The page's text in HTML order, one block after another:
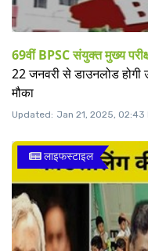
69वीं BPSC संयुक्त मुख्य
22 जनवरी से डाउनलोड होगी
मौका
Updated: Jan 21, 2025, 02:43
लाइफस्टाइल